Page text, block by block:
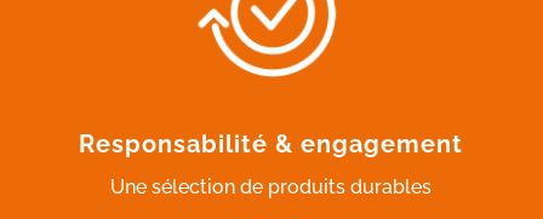
Responsabilité & engagement
Une sélection de produits durables